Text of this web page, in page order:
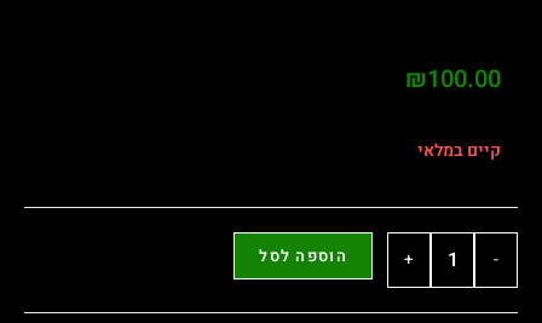
₪100.00
קיים במלאי
-
+ הוספה לסל